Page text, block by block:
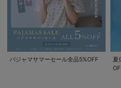
パジャマサマーセール全品5%OFF
夏